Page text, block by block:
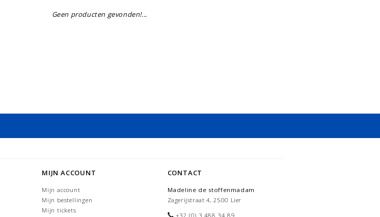
Geen producten gevonden!...
MIJN ACCOUNT
Mijn account
Mijn bestellingen
Mijn tickets
CONTACT
Madeline de stoffenmadam
Zagerijstraat 4, 2500 Lier
+32 (0) 3 488 34 89